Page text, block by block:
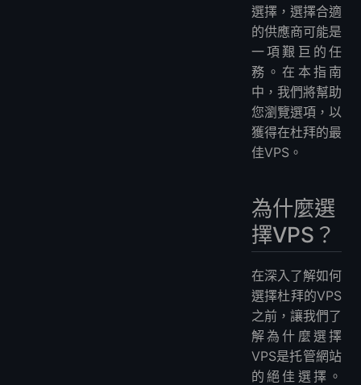
非洲VPS:
選擇，選擇合適
的供應商可能是
一項艱巨的任
務。在本指南
中，我們將幫助
您瀏覽選項，以
獲得在杜拜的最
佳VPS。
為什麼選
擇VPS？
在深入了解如何
選擇杜拜的VPS
之前，讓我們了
解為什麼選擇
VPS是托管網站
的絕佳選擇。